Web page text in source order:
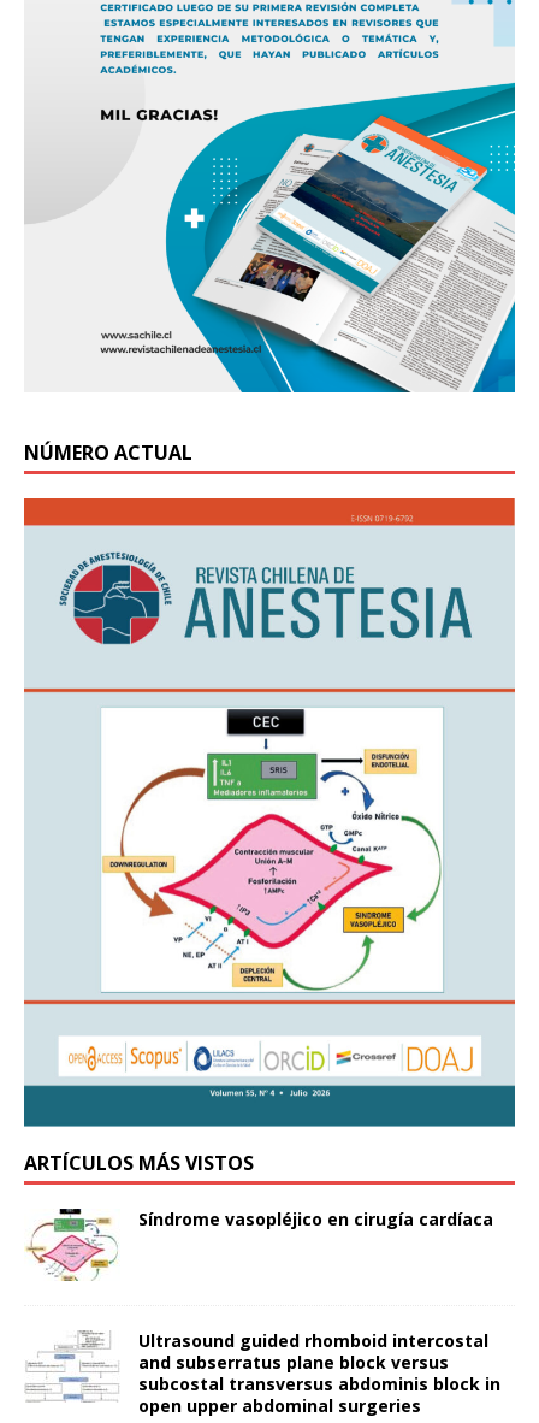
NÚMERO ACTUAL
ARTÍCULOS MÁS VISTOS
Síndrome vasopléjico en cirugía cardíaca
Ultrasound guided rhomboid intercostal
and subserratus plane block versus
subcostal transversus abdominis block in
open upper abdominal surgeries